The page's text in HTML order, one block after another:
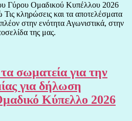
Γύρου Ομαδικού Κυπέλλου 2026
κληρώσεις και τα αποτελέσματα
στην ενότητα Αγωνιστικά, στην
της μας.
σωματεία για την
για δήλωση
Κύπελλο 2026